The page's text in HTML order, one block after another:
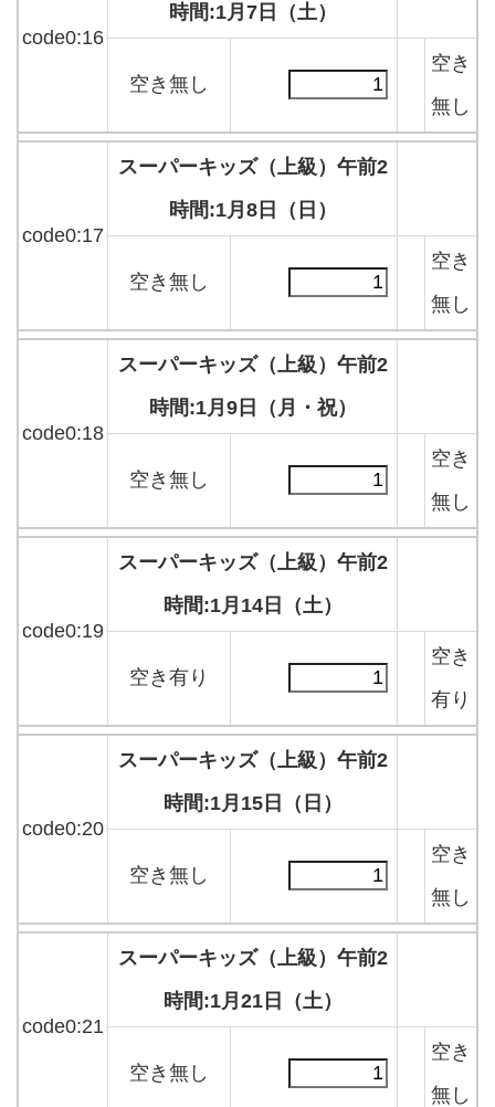
code0:16
時間:1月7日（土）
空き無し
空き
無し
code0:17
スーパーキッズ（上級）午前2
時間:1月8日（日）
空き無し
空き
無し
code0:18
スーパーキッズ（上級）午前2
時間:1月9日（月・祝）
空き無し
空き
無し
code0:19
スーパーキッズ（上級）午前2
時間:1月14日（土）
空き有り
空き
有り
code0:20
スーパーキッズ（上級）午前2
時間:1月15日（日）
空き無し
空き
無し
code0:21
スーパーキッズ（上級）午前2
時間:1月21日（土）
空き無し
空き
無し